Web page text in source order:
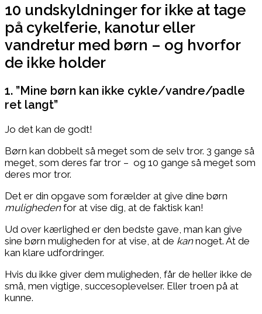
10 undskyldninger for ikke at tage
på cykelferie, kanotur eller
vandretur med børn – og hvorfor
de ikke holder
1. ”Mine børn kan ikke cykle/vandre/padle
ret langt”
Jo det kan de godt!
Børn kan dobbelt så meget som de selv tror. 3 gange så
meget, som deres far tror – og 10 gange så meget som
deres mor tror.
Det er din opgave som forælder at give dine børn
mulighedenfor at vise dig, at de faktisk kan!
Ud over kærlighed er den bedste gave, man kan give
sine børn muligheden for at vise, at de kannoget. At de
kan klare udfordringer.
Hvis du ikke giver dem muligheden, får de heller ikke de
små, men vigtige, succesoplevelser. Eller troen på at
kunne.